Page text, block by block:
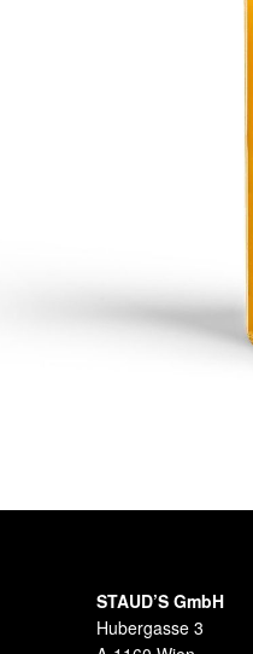
STAUD’S GmbH
Hubergasse 3